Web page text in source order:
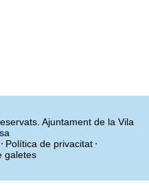
Ajuntament de la Vila
Política de privacitat
galetes